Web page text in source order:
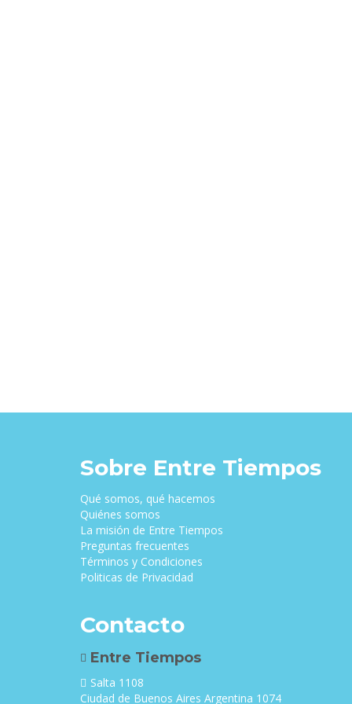
Sobre Entre Tiempos
Qué somos, qué hacemos
Quiénes somos
La misión de Entre Tiempos
Preguntas frecuentes
Términos y Condiciones
Politicas de Privacidad
Contacto
Entre Tiempos
Salta 1108
Ciudad de Buenos Aires Argentina 1074